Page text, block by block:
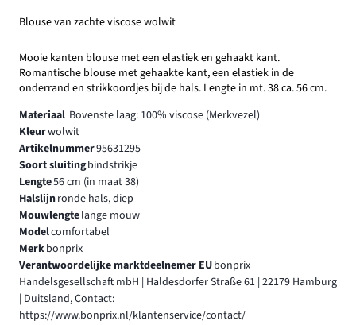
Blouse van zachte viscose wolwit
Mooie kanten blouse met een elastiek en gehaakt kant.
Romantische blouse met gehaakte kant, een elastiek in de
onderrand en strikkoordjes bij de hals. Lengte in mt. 38 ca. 56 cm.
Materiaal Bovenste laag: 100% viscose (Merkvezel)
Kleurwolwit
Artikelnummer95631295
Soort sluitingbindstrikje
Lengte56 cm (in maat 38)
Halslijnronde hals, diep
Mouwlengtelange mouw
Modelcomfortabel
Merkbonprix
Verantwoordelijke marktdeelnemer EUbonprix
Handelsgesellschaft mbH | Haldesdorfer Straße 61 | 22179 Hamburg
| Duitsland, Contact:
https://www.bonprix.nl/klantenservice/contact/